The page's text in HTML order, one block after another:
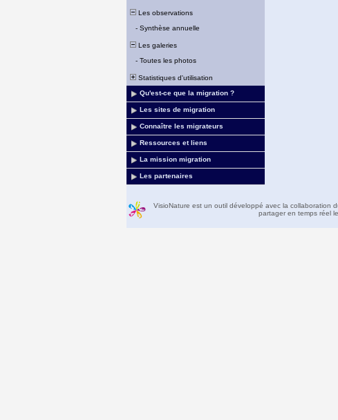
Les observations
- Synthèse annuelle
Les galeries
- Toutes les photos
Statistiques d'utilisation
Qu'est-ce que la migration ?
Les sites de migration
Connaître les migrateurs
Ressources et liens
La mission migration
Les partenaires
VisioNature est un outil développé avec la collaboration
partager en temps réel